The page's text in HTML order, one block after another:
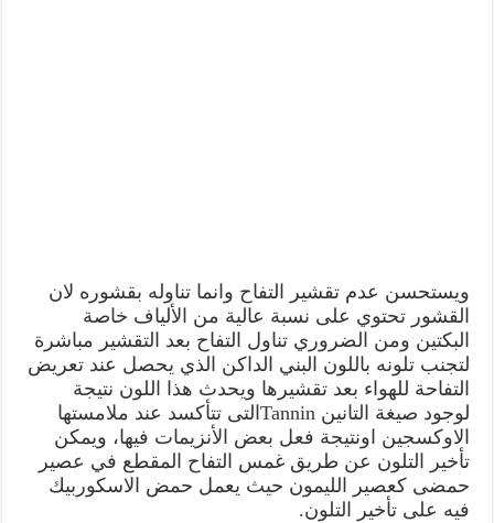
ويستحسن عدم تقشير التفاح وانما تناوله بقشوره لان
القشور تحتوي على نسبة عالية من الألياف خاصة
البكتين ومن الضروري تناول التفاح بعد التقشير مباشرة
لتجنب تلونه باللون البني الداكن الذي يحصل عند تعريض
التفاحة للهواء بعد تقشيرها ويحدث هذا اللون نتيجة
لوجود صيغة التانين Tanninالتى تتأكسد عند ملامستها
الاوكسجين اونتيجة فعل بعض الأنزيمات فيها، ويمكن
تأخير التلون عن طريق غمس التفاح المقطع في عصير
حمضى كعصير الليمون حيث يعمل حمض الاسكوربيك
فيه على تأخير التلون.